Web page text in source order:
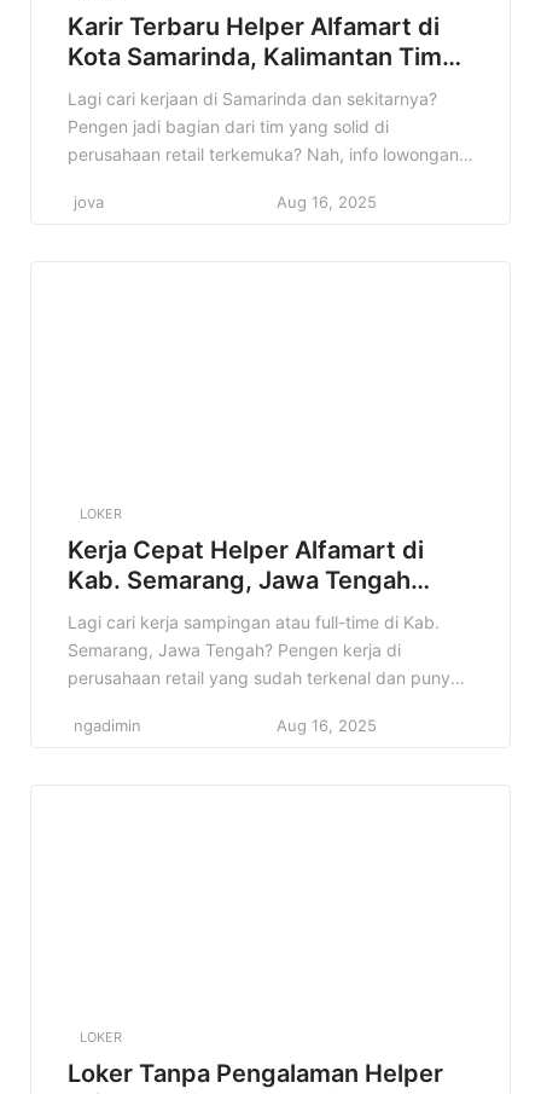
Karir Terbaru Helper Alfamart di
Kota Samarinda, Kalimantan Timur
Terbaru Tahun 2025
Lagi cari kerjaan di Samarinda dan sekitarnya?
Pengen jadi bagian dari tim yang solid di
perusahaan retail terkemuka? Nah, info lowongan
Timur ini bisa jadi jawaban yang kamu cari! Cocok
jova Aug 16, 2025
LOKER
Kerja Cepat Helper Alfamart di
Kab. Semarang, Jawa Tengah
Terbaru Tahun 2025
Lagi cari kerja sampingan atau full-time di Kab.
Semarang, Jawa Tengah? Pengen kerja di
perusahaan retail yang sudah terkenal dan punya
Alfamart di Kab. Semarang, Jawa Tengah ini bisa
ngadimin Aug 16, 2025
LOKER
Loker Tanpa Pengalaman Helper